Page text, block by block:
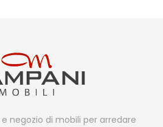
negozio di mobili per arredare